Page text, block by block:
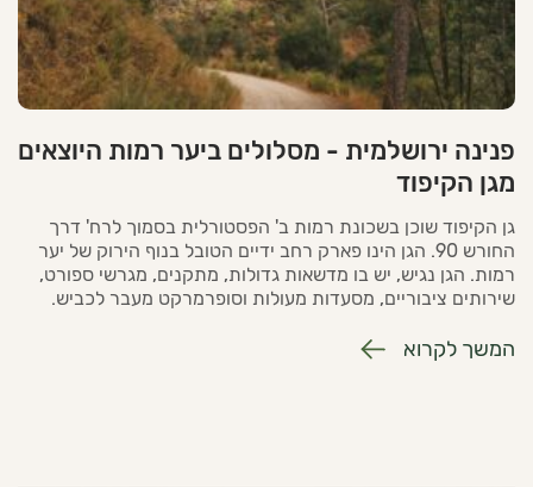
פנינה ירושלמית - מסלולים ביער רמות היוצאים
מגן הקיפוד
גן הקיפוד שוכן בשכונת רמות ב' הפסטורלית בסמוך לרח' דרך
החורש 90. הגן הינו פארק רחב ידיים הטובל בנוף הירוק של יער
רמות. הגן נגיש, יש בו מדשאות גדולות, מתקנים, מגרשי ספורט,
שירותים ציבוריים, מסעדות מעולות וסופרמרקט מעבר לכביש.
המשך לקרוא